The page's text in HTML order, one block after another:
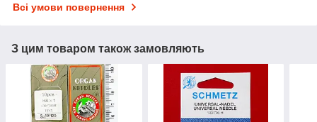
Всі умови повернення
З цим товаром також замовляють